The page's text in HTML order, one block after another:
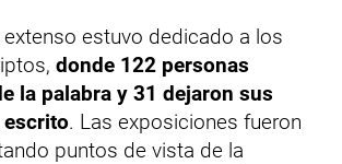
estuvo dedicado a los
donde 122 personas
la palabra y 31 dejaron sus
. Las exposiciones fueron
puntos de vista de la